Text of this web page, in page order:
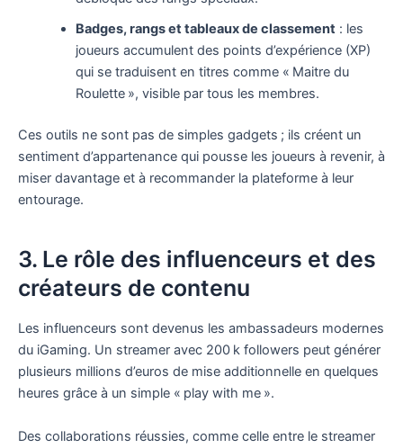
Badges, rangs et tableaux de classement: les
joueurs accumulent des points d’expérience (XP)
qui se traduisent en titres comme « Maitre du
Roulette », visible par tous les membres.
Ces outils ne sont pas de simples gadgets ; ils créent un
sentiment d’appartenance qui pousse les joueurs à revenir, à
miser davantage et à recommander la plateforme à leur
entourage.
3. Le rôle des influenceurs et des
créateurs de contenu
Les influenceurs sont devenus les ambassadeurs modernes
du iGaming. Un streamer avec 200 k followers peut générer
plusieurs millions d’euros de mise additionnelle en quelques
heures grâce à un simple « play with me ».
Des collaborations réussies, comme celle entre le streamer